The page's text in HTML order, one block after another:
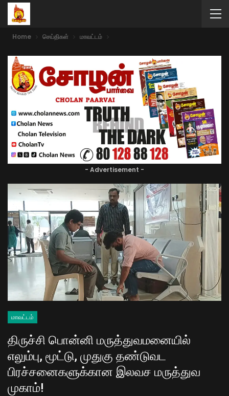
Home செய்திகள் மாவட்டம்
- Advertisement -
மாவட்டம்
திருச்சி பொன்னி மருத்துவமனையில்
எலும்பு, மூட்டு, முதுகு தண்டுவட
பிரச்சனைகளுக்கான இலவச மருத்துவ
முகாம்!